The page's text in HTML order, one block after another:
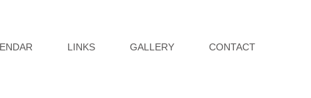
LINKS GALLERY CONTACT